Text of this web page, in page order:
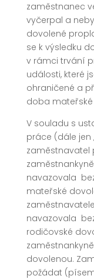
zaměstnanec
vyčerpal a
dovolené
se k výsledku
v rámci trvání
události, které
ohraničené a
doba
V souladu s
práce (dále jen
zaměstnavatel
navazovala
mateřské
navazovala
rodičovské
dovolenou.
požádat